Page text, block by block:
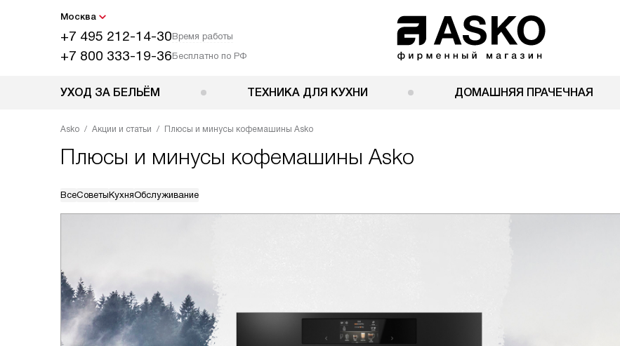
Москва
+7 495 212-14-30Время работы
+7 800 333-19-36Бесплатно по РФ
УХОД ЗА БЕЛЬЁМ ТЕХНИКА ДЛЯ КУХНИ ДОМАШНЯЯ ПРАЧЕЧНАЯ
Asko Акции и статьи Плюсы и минусы кофемашины Asko
Плюсы и минусы кофемашины Asko
ВсеСоветыКухняОбслуживание